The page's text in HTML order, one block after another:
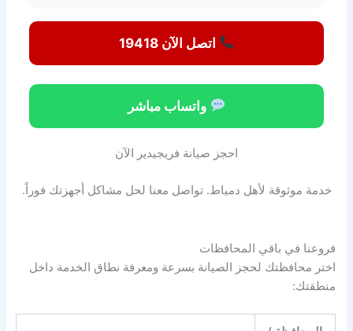
اتصل الآن 19418
واتساب مباشر
احجز صيانة فريجيدير الآن
خدمة موثوقة لأهل دمياط. تواصل معنا لحل مشاكل أجهزتك فوراً.
فروعنا في باقي المحافظات
اختر محافظتك لحجز الصيانة بسرعة ومعرفة نطاق الخدمة داخل
منطقتك: